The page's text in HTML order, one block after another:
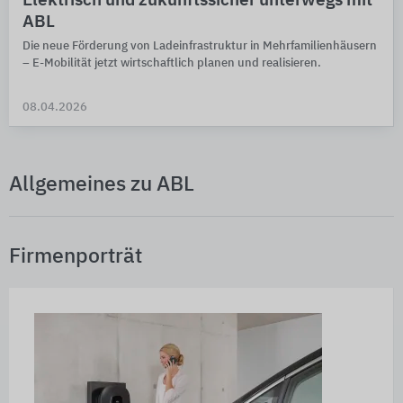
ABL
Die neue Förderung von Lade­infra­struktur in Mehr­familien­häusern
– E-Mobi­li­tät jetzt wirt­schaft­lich planen und reali­sie­ren.
08.04.2026
Allgemeines zu ABL
Firmenporträt